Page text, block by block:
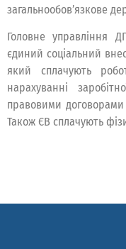
загальнообов’язкове
Головне управління
єдиний соціальний
який сплачують
нарахуванні
правовими
Також ЄВ сплачують